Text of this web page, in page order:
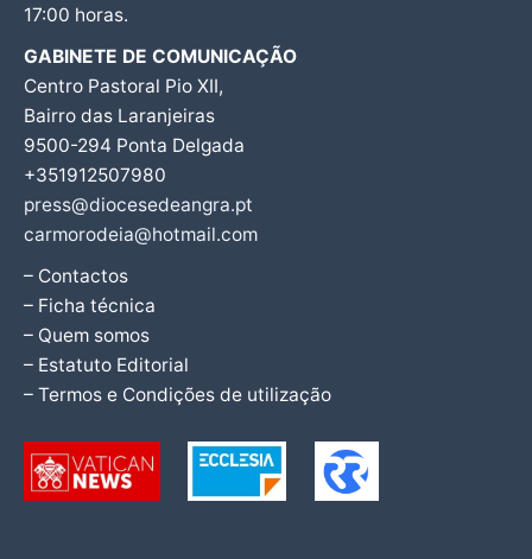
17:00 horas.
GABINETE DE COMUNICAÇÃO
Centro Pastoral Pio XII,
Bairro das Laranjeiras
9500-294 Ponta Delgada
+351912507980
press@diocesedeangra.pt
carmorodeia@hotmail.com
– Contactos
– Ficha técnica
– Quem somos
– Estatuto Editorial
– Termos e Condições de utilização